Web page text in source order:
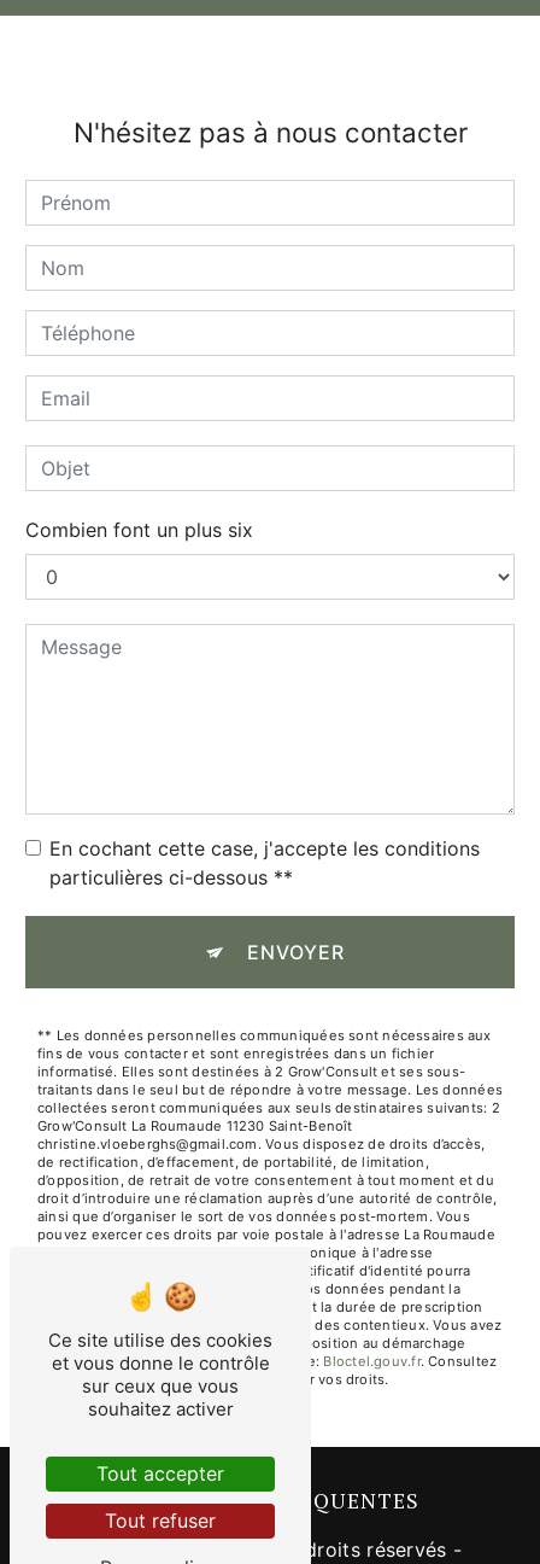
N'hésitez pas à nous contacter
Combien font un plus six
En cochant cette case, j'accepte les conditions
particulières ci-dessous **
ENVOYER
** Les données personnelles communiquées sont nécessaires aux
fins de vous contacter et sont enregistrées dans un fichier
informatisé. Elles sont destinées à 2 Grow'Consult et ses sous-
traitants dans le seul but de répondre à votre message. Les données
collectées seront communiquées aux seuls destinataires suivants: 2
Grow'Consult La Roumaude 11230 Saint-Benoît
christine.vloeberghs@gmail.com. Vous disposez de droits d’accès,
de rectification, d’effacement, de portabilité, de limitation,
d’opposition, de retrait de votre consentement à tout moment et du
droit d’introduire une réclamation auprès d’une autorité de contrôle,
ainsi que d’organiser le sort de vos données post-mortem. Vous
pouvez exercer ces droits par voie postale à l'adresse La Roumaude
11230 Saint-Benoît ou par courrier électronique à l'adresse
christine.vloeberghs@gmail.com. Un justificatif d'identité pourra
vous être demandé. Nous conservons vos données pendant la
période de prise de contact puis pendant la durée de prescription
légale aux fins probatoires et de gestion des contentieux. Vous avez
le droit de vous inscrire sur la liste d'opposition au démarchage
téléphonique, disponible à cette adresse:
Bloctel.gouv.fr. Consultez
le site cnil.fr pour plus d’informations sur vos droits.
RECHERCHES FRÉQUENTES
- 2026 - Tous droits réservés -
Ce site utilise des cookies
et vous donne le contrôle
sur ceux que vous
souhaitez activer
Tout accepter
Tout refuser